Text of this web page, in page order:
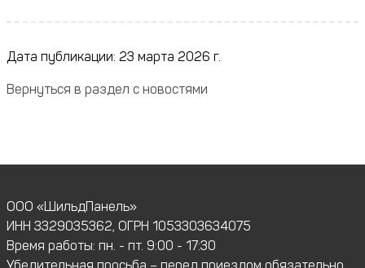
Дата публикации: 23 марта 2026 г.
Вернуться в раздел с новостями
ООО «ШильдПанель»
ИНН 3329035362, ОГРН 1053303634075
Время работы: пн. - пт. 9:00 - 17:30